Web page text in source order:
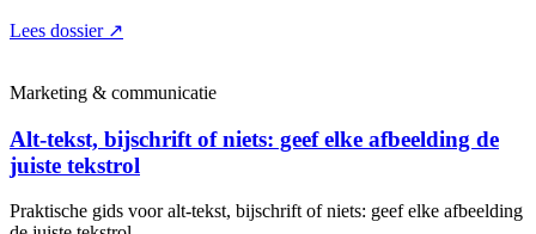
Lees dossier ↗
Marketing & communicatie
Alt-tekst, bijschrift of niets: geef elke afbeelding de
juiste tekstrol
Praktische gids voor alt-tekst, bijschrift of niets: geef elke afbeelding